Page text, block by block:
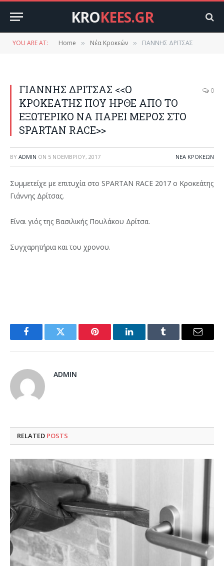
KROKEES.GR
YOU ARE AT: Home » Νέα Κροκεών » ΓΙΑΝΝΗΣ ΔΡΙΤΣΑΣ
ΓΙΑΝΝΗΣ ΔΡΙΤΣΑΣ <<Ο
ΚΡΟΚΕΑΤΗΣ ΠΟΥ ΗΡΘΕ ΑΠΟ ΤΟ
ΕΞΩΤΕΡΙΚΟ ΝΑ ΠΑΡΕΙ ΜΕΡΟΣ ΣΤΟ
SPARTAN RACE>>
0
BY ADMIN ON 5 ΝΟΕΜΒΡΊΟΥ, 2017 ΝΈΑ ΚΡΟΚΕΏΝ
Συμμετείχε με επιτυχία στο SPARTAN RACE 2017 ο Κροκεάτης
Γιάννης Δρίτσας.
Είναι γιός της Βασιλικής Πουλάκου Δρίτσα.
Συγχαρητήρια και του χρονου.
FacebookTwitter Pinterest LinkedInTumblr Email
ADMIN
RELATED POSTS